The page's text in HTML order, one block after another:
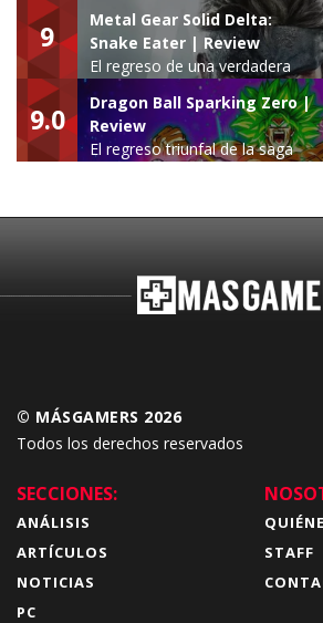
9
Metal Gear Solid Delta:
Snake Eater | Review
El regreso de una verdadera
leyenda
9.0
Dragon Ball Sparking Zero |
Review
El regreso triunfal de la saga
© MÁSGAMERS 2026
Todos los derechos reservados
SECCIONES:
ANÁLISIS
ARTÍCULOS
NOTICIAS
PC
STAFF